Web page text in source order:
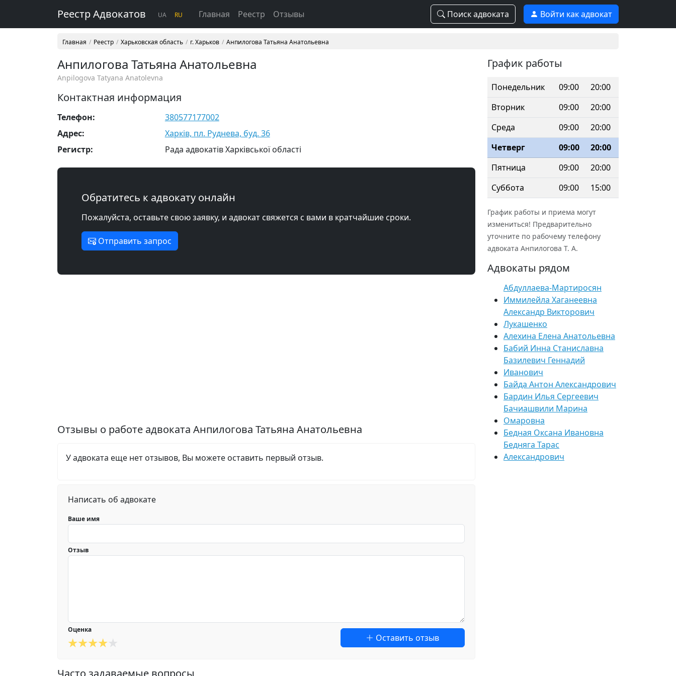
Реестр Адвокатов UA RU Главная Реестр Отзывы Поиск адвоката Войти как адвокат
Главная Реестр Харьковская область г. Харьков Анпилогова Татьяна Анатольевна
Анпилогова Татьяна Анатольевна
Anpilogova Tatyana Anatolevna
Контактная информация
Телефон:
380577177002
Адрес:
Харків, пл. Руднева, буд. 36
Регистр:
Рада адвокатів Харківської області
Обратитесь к адвокату онлайн
Пожалуйста, оставьте свою заявку, и адвокат свяжется с вами в кратчайшие сроки.
Отправить запрос
Отзывы о работе адвоката Анпилогова Татьяна Анатольевна
У адвоката еще нет отзывов, Вы можете оставить первый отзыв.
Написать об адвокате
Ваше имя
Отзыв
Оценка
Оставить отзыв
Часто задаваемые вопросы
График работы
Понедельник 09:00
20:00
Вторник
09:00
20:00
Среда
09:00
20:00
Четверг
09:00
20:00
Пятница
09:00
20:00
Суббота
09:00 15:00
График работы и приема могут
измениться! Предварительно
уточните по рабочему телефону
адвоката Анпилогова Т. А.
Адвокаты рядом
Абдуллаева-Мартиросян
Иммилейла Хаганеевна
Александр Викторович
Лукашенко
Алехина Елена Анатольевна
Бабий Инна Станиславна
Базилевич Геннадий
Иванович
Байда Антон Александрович
Бардин Илья Сергеевич
Бачиашвили Марина
Омаровна
Бедная Оксана Ивановна
Бедняга Тарас
Александрович